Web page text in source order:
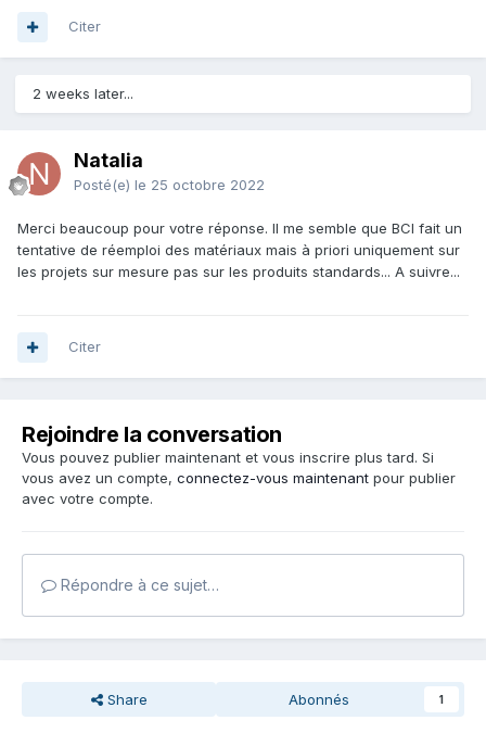
Citer
2 weeks later...
Natalia
Posté(e) le 25 octobre 2022
Merci beaucoup pour votre réponse. Il me semble que BCI fait un
tentative de réemploi des matériaux mais à priori uniquement sur
les projets sur mesure pas sur les produits standards... A suivre...
Citer
Rejoindre la conversation
Vous pouvez publier maintenant et vous inscrire plus tard. Si
vous avez un compte, connectez-vous maintenant pour publier
avec votre compte.
Répondre à ce sujet…
Share Abonnés 1